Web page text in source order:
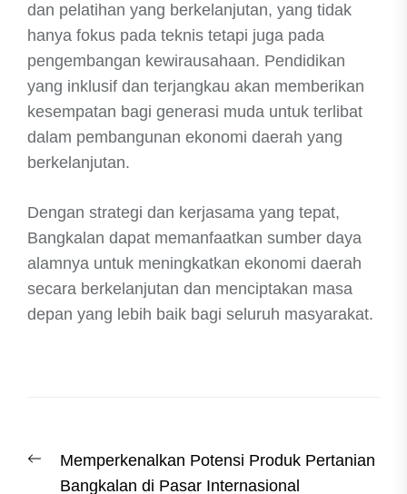
dan pelatihan yang berkelanjutan, yang tidak
hanya fokus pada teknis tetapi juga pada
pengembangan kewirausahaan. Pendidikan
yang inklusif dan terjangkau akan memberikan
kesempatan bagi generasi muda untuk terlibat
dalam pembangunan ekonomi daerah yang
berkelanjutan.
Dengan strategi dan kerjasama yang tepat,
Bangkalan dapat memanfaatkan sumber daya
alamnya untuk meningkatkan ekonomi daerah
secara berkelanjutan dan menciptakan masa
depan yang lebih baik bagi seluruh masyarakat.
navigation
Previous
post:
Memperkenalkan Potensi Produk Pertanian
Bangkalan di Pasar Internasional